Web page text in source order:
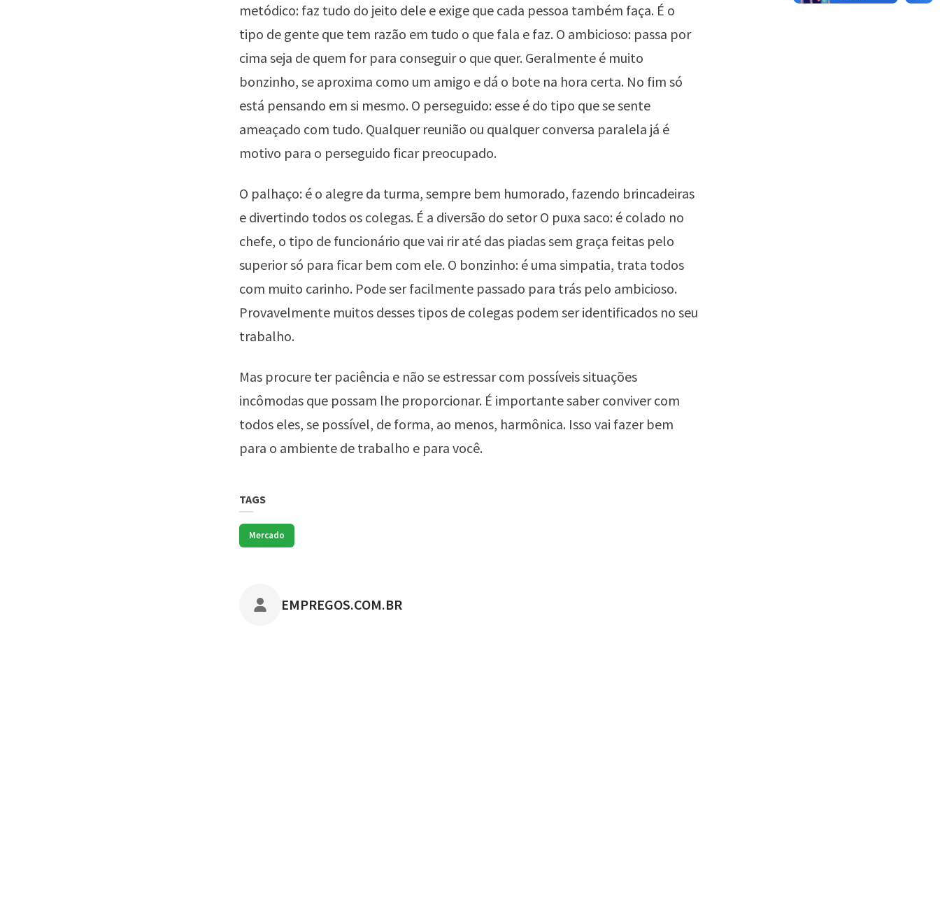
metódico: faz tudo do jeito dele e exige que cada pessoa também faça. É o
tipo de gente que tem razão em tudo o que fala e faz. O ambicioso: passa por
cima seja de quem for para conseguir o que quer. Geralmente é muito
bonzinho, se aproxima como um amigo e dá o bote na hora certa. No fim só
está pensando em si mesmo. O perseguido: esse é do tipo que se sente
ameaçado com tudo. Qualquer reunião ou qualquer conversa paralela já é
motivo para o perseguido ficar preocupado.
O palhaço: é o alegre da turma, sempre bem humorado, fazendo brincadeiras
e divertindo todos os colegas. É a diversão do setor O puxa saco: é colado no
chefe, o tipo de funcionário que vai rir até das piadas sem graça feitas pelo
superior só para ficar bem com ele. O bonzinho: é uma simpatia, trata todos
com muito carinho. Pode ser facilmente passado para trás pelo ambicioso.
Provavelmente muitos desses tipos de colegas podem ser identificados no seu
trabalho.
Mas procure ter paciência e não se estressar com possíveis situações
incômodas que possam lhe proporcionar. É importante saber conviver com
todos eles, se possível, de forma, ao menos, harmônica. Isso vai fazer bem
para o ambiente de trabalho e para você.
TAGS
Mercado
POSTADO POR
EMPREGOS.COM.BR